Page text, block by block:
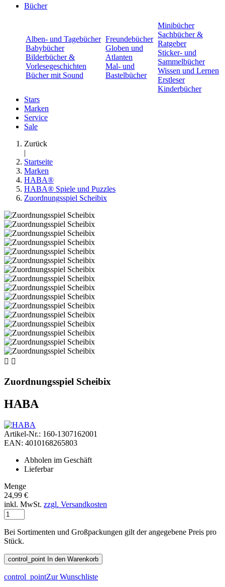
Bücher
Alben- und Tagebücher
Babybücher
Bilderbücher &
Vorlesegeschichten
Bücher mit Sound
Freundebücher
Globen und
Atlanten
Mal- und
Bastelbücher
Minibücher
Sachbücher &
Ratgeber
Sticker- und
Sammelbücher
Wissen und Lernen
Erstleser
Kinderbücher
Stars
Marken
Service
Sale
Zurück
|
Startseite
Marken
HABA®
HABA® Spiele und Puzzles
Zuordnungsspiel Scheibix
 
Zuordnungsspiel Scheibix
HABA
Artikel-Nr.: 160-1307162001
EAN: 4010168265803
Abholen im Geschäft
Lieferbar
Menge
24,99 €
inkl. MwSt. zzgl. Versandkosten
Bei Sortimenten und Großpackungen gilt der angegebene Preis pro
Stück.
control_point In den Warenkorb
control_pointZur Wunschliste